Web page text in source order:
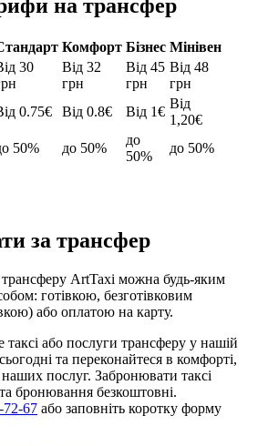
на трансфер
Комфорт Бізнес Мінівен
30
Від 32
грн
Від 45
грн
Від 48
грн
0.75€ Від 0.8€ Від 1€
Від
1,20€
50% до 50%
до
50%
до 50%
за трансфер
ArtTaxi можна будь-яким
готівкою, безготівковим
або оплатою на карту.
таксі або послуги трансферу у нашій
та переконайтеся в комфорті,
наших послуг. Забронювати таксі
бронювання безкоштовні.
72-67 або заповніть коротку форму